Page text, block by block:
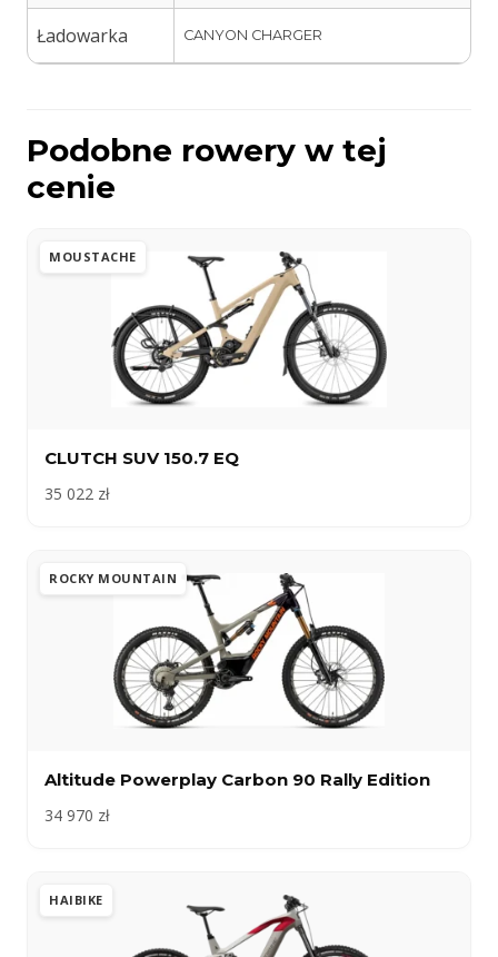
Ładowarka CANYON CHARGER
Podobne rowery w tej
cenie
MOUSTACHE
CLUTCH SUV 150.7 EQ
35 022 zł
ROCKY MOUNTAIN
Altitude Powerplay Carbon 90 Rally Edition
34 970 zł
HAIBIKE